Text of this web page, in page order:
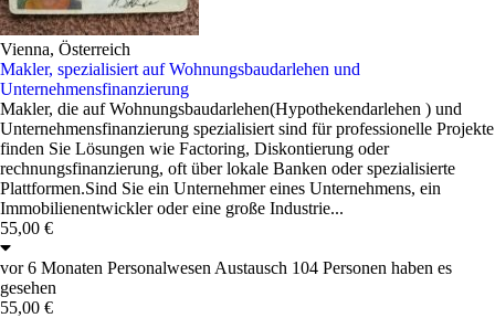
Vienna, Österreich
Makler, spezialisiert auf Wohnungsbaudarlehen und
Unternehmensfinanzierung
Makler, die auf Wohnungsbaudarlehen(Hypothekendarlehen ) und
Unternehmensfinanzierung spezialisiert sind für professionelle Projekte
finden Sie Lösungen wie Factoring, Diskontierung oder
rechnungsfinanzierung, oft über lokale Banken oder spezialisierte
Plattformen.Sind Sie ein Unternehmer eines Unternehmens, ein
Immobilienentwickler oder eine große Industrie...
55,00 €
vor 6 Monaten Personalwesen Austausch 104 Personen haben es
gesehen
55,00 €